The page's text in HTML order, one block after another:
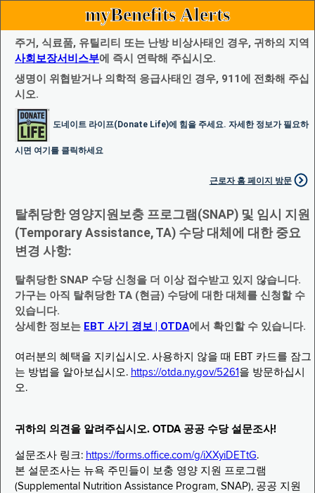
myBenefits Alerts
주거, 식료품, 유틸리티 또는 난방 비상사태인 경우, 귀하의 지역
사회보장서비스부에 즉시 연락해 주십시오.
생명이 위협받거나 의학적 응급사태인 경우, 911에 전화해 주십
시오.
도네이트 라이프(Donate Life)에 힘을 주세요. 자세한 정보가 필요하
시면 여기를 클릭하세요
근로자 홈 페이지 방문
탈취당한 영양지원보충 프로그램(SNAP) 및 임시 지원
(Temporary Assistance, TA) 수당 대체에 대한 중요
변경 사항:
탈취당한 SNAP 수당 신청을 더 이상 접수받고 있지 않습니다.
가구는 아직 탈취당한 TA (현금) 수당에 대한 대체를 신청할 수
있습니다.
상세한 정보는 EBT 사기 경보 | OTDA에서 확인할 수 있습니다.
여러분의 혜택을 지키십시오. 사용하지 않을 때 EBT 카드를 잠그
는 방법을 알아보십시오. https://otda.ny.gov/5261 을 방문하십시
오.
귀하의 의견을 알려주십시오. OTDA 공공 수당 설문조사!
설문조사 링크: https://forms.office.com/g/iXXyiDETtG.
본 설문조사는 뉴욕 주민들이 보충 영양 지원 프로그램
(Supplemental Nutrition Assistance Program, SNAP), 공공 지원